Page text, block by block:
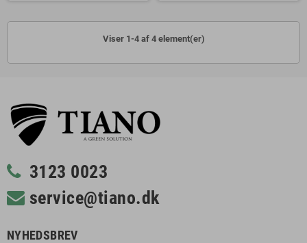
Viser 1-4 af 4 element(er)
3123 0023
service@tiano.dk
NYHEDSBREV